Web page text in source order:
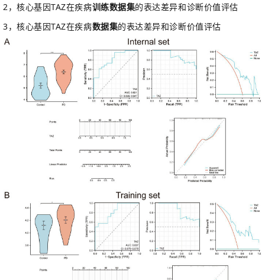
2，核心基因TAZ在疾病训练数据集的表达差异和诊断价值评估
3，核心基因TAZ在疾病数据集的表达差异和诊断价值评估